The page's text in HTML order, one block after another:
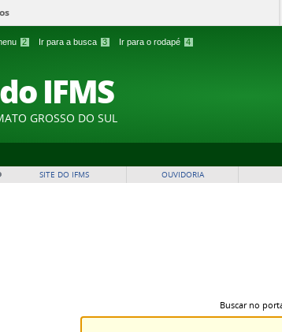
2 Ir para a busca 3 Ir para o rodapé 4
IFMS
GROSSO DO SUL
SITE DO IFMS OUVIDORIA
Buscar no